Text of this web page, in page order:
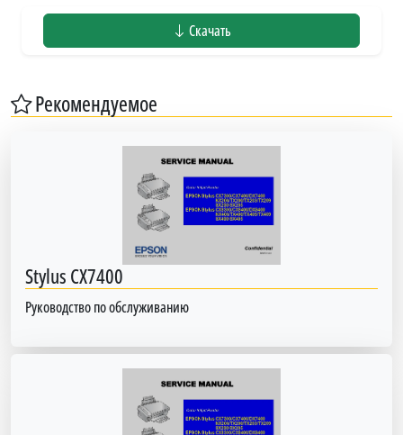
Скачать
Рекомендуемое
Stylus CX7400
Руководство по обслуживанию